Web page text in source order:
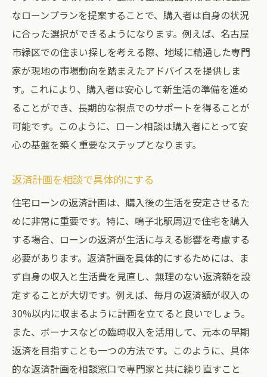
なローンプランを提案することで、購入者は自身の状況
に合った選択ができるようになります。例えば、名古屋
市緑区での住まい探しを考える際、地域に精通した専門
家が現地の市場動向を踏まえたアドバイスを提供しま
す。これにより、購入者は安心して新生活の準備を進め
ることができ、長期的な視点でのサポートを得ることが
可能です。このように、ローン相談は購入者にとって安
心の基盤を築く重要なステップとなります。
返済計画を相談で具体的にする
住宅ローンの返済計画は、購入後の生活を安定させるた
めに非常に重要です。特に、鳴子北駅周辺で住宅を購入
する場合、ローンの返済が生活に与える影響を考慮する
必要があります。返済計画を具体的にするためには、ま
ず自身の収入と生活費を見直し、無理のない返済額を設
定することが大切です。例えば、毎月の返済額が収入の
30%以内に収まるように計画を立てると良いでしょう。
また、ボーナスなどの臨時収入を活用して、元本の早期
返済を目指すことも一つの方法です。このように、具体
的な返済計画を相談窓口で専門家と共に練り直すこと